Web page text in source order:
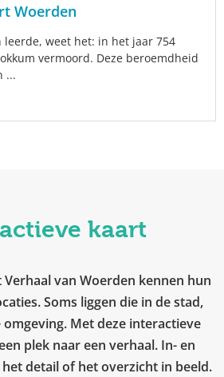
Woerden
weet het: in het jaar 754
vermoord. Deze beroemdheid
...
kaart
van Woerden kennen hun
Soms liggen die in de stad,
Met deze interactieve
plek naar een verhaal. In- en
detail of het overzicht in beeld.